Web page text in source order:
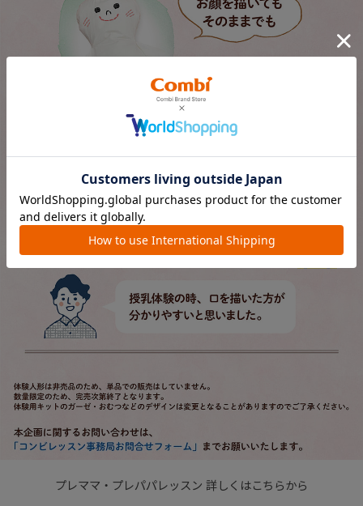
プレママ・プレパパレッスン 詳しくはこちらから